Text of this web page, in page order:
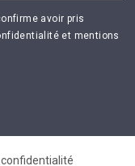
avoir pris
et mentions